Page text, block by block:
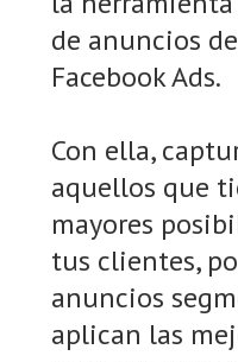
de anuncios
Facebook Ads.
Con ella,
aquellos que
mayores
tus clientes,
anuncios
aplican las